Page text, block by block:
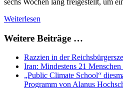
Weiterlesen
Weitere Beiträge …
Razzien in der
Iran: Mindestens 21
„Public Climate School“
Programm von Alanus